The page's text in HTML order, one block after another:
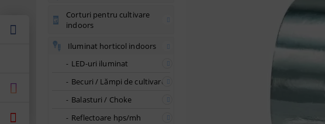
Corturi pentru cultivare
indoors
Iluminat horticol indoors
LED-uri iluminat
Becuri / Lămpi de cultivare
Balasturi / Choke
Reflectoare hps/mh